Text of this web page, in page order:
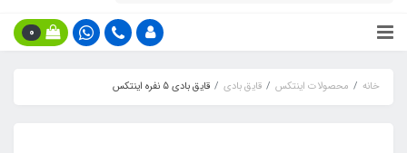
0
خانه محصولات اینتکس قایق بادی قایق بادی 5 نفره اینتکس